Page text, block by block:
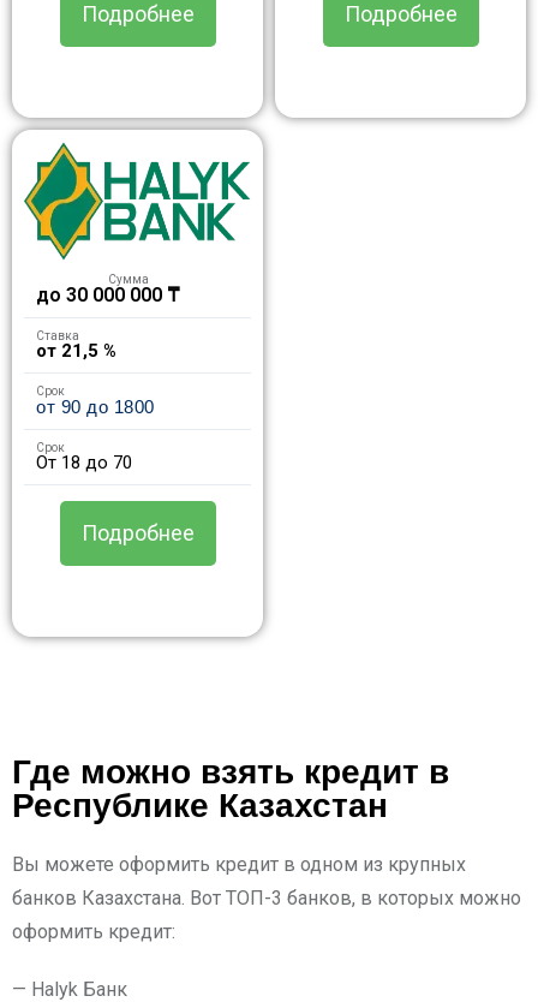
Подробнее Подробнее
Сумма
до 30 000 000 ₸
Ставка
от 21,5 %
Срок
от 90 до 1800
Срок
От 18 до 70
Подробнее
Где можно взять кредит в
Республике Казахстан
Вы можете оформить кредит в одном из крупных
банков Казахстана. Вот ТОП-3 банков, в которых можно
оформить кредит:
— Halyk Банк